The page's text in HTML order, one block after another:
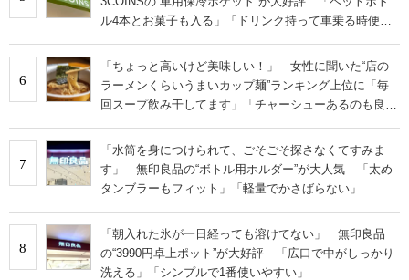
ル4本とお菓子も入る」「ドリンク持って車乗る時便
6
「ちょっと高いけど美味しい！」 女性に聞いた“店の
ラーメンくらいうまいカップ麺”ランキング上位に「毎
回スープ飲み干してます」「チャーシューあるのも良
7
「水筒を身につけられて、ごそごそ探さなくてすみま
す」 無印良品の“ボトル用ホルダー”が大人気 「太め
タンブラーもフィット」「軽量でかさばらない」
8
「朝入れた氷が一日経っても溶けてない」 無印良品
の“3990円卓上ポット”が大好評 「広口で中がしっかり
洗える」「シンプルで1番使いやすい」